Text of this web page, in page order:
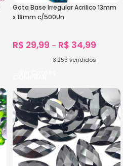
Gota Base Irregular Acrilico 13mm
x 18mm c/500Un
R$ 29,99 – R$ 34,99
3.253 vendidos